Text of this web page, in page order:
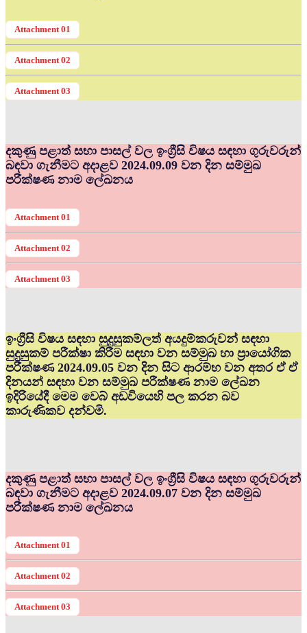
Attachment 01
Attachment 02
Attachment 03
දකුණු පළාත් සභා පාසල් වල ඉංග්‍රීසි විෂය සඳහා ගුරුවරුන්
බඳවා ගැනීමට අදාළව 2024.09.09 වන දින සම්මුඛ
පරීක්ෂණ නාම ලේඛනය
Attachment 01
Attachment 02
Attachment 03
ඉංග්‍රීසි විෂය සඳහා සුදුසුකම්ලත් අයදුම්කරුවන් සඳහා
සුදුසුකම් පරීක්ෂා කිරීම සඳහා වන සම්මුඛ හා ප්‍රායෝගික
පරීක්ෂණ 2024.09.05 වන දින සිට ආරම්භ වන අතර ඒ ඒ
දිනයන් සඳහා වන සම්මුඛ පරීක්ෂණ නාම ලේඛන
ඉදිරියේදී මෙම වෙබ් අඩවියෙහි පල කරන බව
කාරුණිකව දන්වමි.
දකුණු පළාත් සභා පාසල් වල ඉංග්‍රීසි විෂය සඳහා ගුරුවරුන්
බඳවා ගැනීමට අදාළව 2024.09.07 වන දින සම්මුඛ
පරීක්ෂණ නාම ලේඛනය
Attachment 01
Attachment 02
Attachment 03